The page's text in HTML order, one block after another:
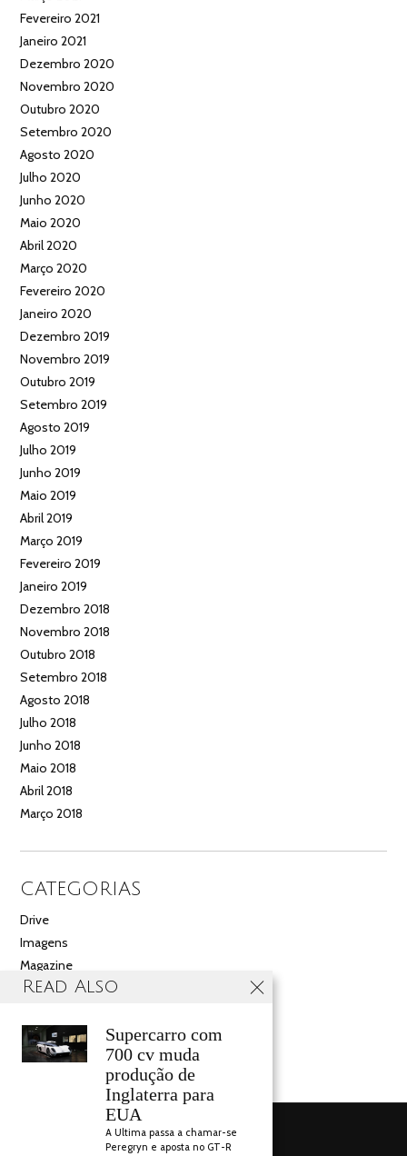
Fevereiro 2021
Janeiro 2021
Dezembro 2020
Novembro 2020
Outubro 2020
Setembro 2020
Agosto 2020
Julho 2020
Junho 2020
Maio 2020
Abril 2020
Março 2020
Fevereiro 2020
Janeiro 2020
Dezembro 2019
Novembro 2019
Outubro 2019
Setembro 2019
Agosto 2019
Julho 2019
Junho 2019
Maio 2019
Abril 2019
Março 2019
Fevereiro 2019
Janeiro 2019
Dezembro 2018
Novembro 2018
Outubro 2018
Setembro 2018
Agosto 2018
Julho 2018
Junho 2018
Maio 2018
Abril 2018
Março 2018
CATEGORIAS
Drive
Imagens
Magazine
Multimédia
Salão
Videos
Read Also
Supercarro com
700 cv muda
produção de
Inglaterra para
EUA
A Ultima passa a chamar-se
Peregryn e aposta no GT-R